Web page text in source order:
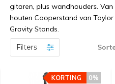
gitaren, plus wandhouders.
houten Cooperstand van
Gravity Stands.
Filters
0%
KORTING 0%
KORTING